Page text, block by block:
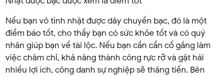
Nếu bạn vô tình nhặt được dây chuyền bạc, đó là một
điềm báo tốt, cho thấy bạn có sức khỏe tốt và có quý
nhân giúp bạn về tài lộc. Nếu bạn cần cần cố gắng làm
việc chăm chỉ, khả năng thành công rực rỡ và gặt hái
nhiều lợi ích, công danh sự nghiệp sẽ thăng tiến. Bên